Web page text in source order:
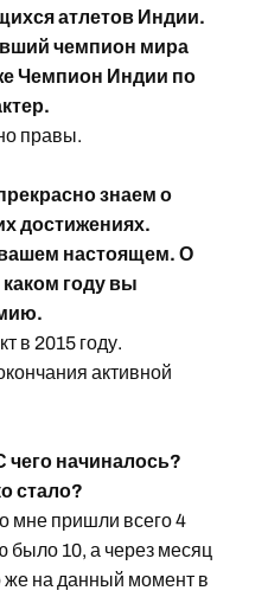
атлетов Индии.
чемпион мира
Чемпион Индии по
правы.
знаем о
достижениях.
настоящем. О
году вы
в 2015 году.
активной
начиналось?
стало?
мне пришли всего 4
было 10, а через месяц
же на данный момент в